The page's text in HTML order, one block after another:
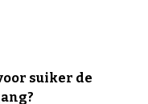
suiker de